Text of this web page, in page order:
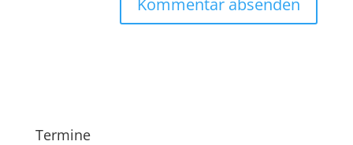
Termine